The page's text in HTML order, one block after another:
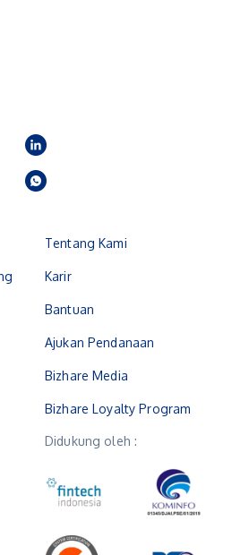
Tentang Kami
Karir
Bantuan
Ajukan Pendanaan
Bizhare Media
Bizhare Loyalty Program
Didukung oleh :